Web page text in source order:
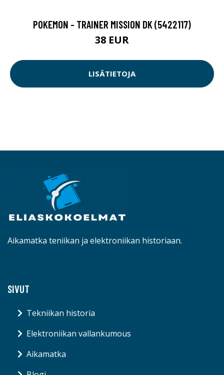
POKEMON - TRAINER MISSION DK (5422117)
38 EUR
LISÄTIETOJA
Aikamatka teniikan ja elektroniikan historiaan.
SIVUT
Tekniikan historia
Elektroniikan vallankumous
Aikamatka